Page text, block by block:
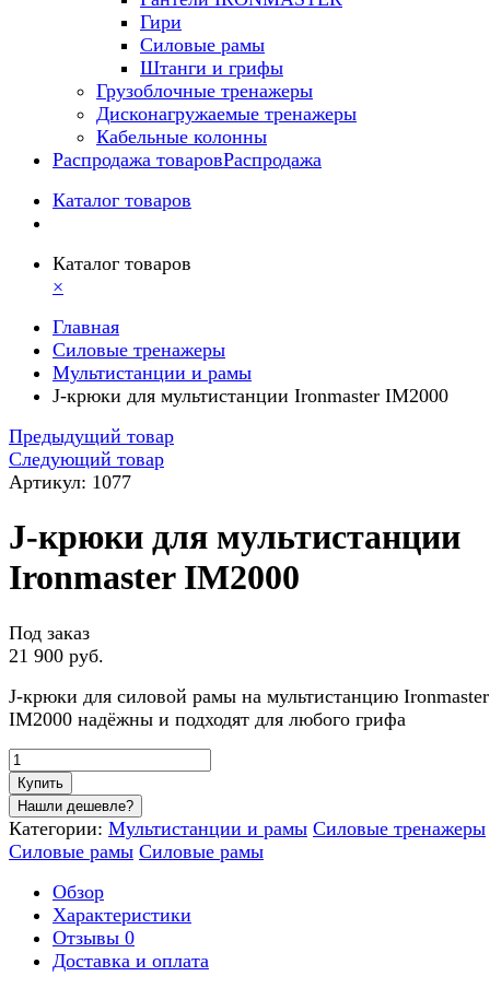
Гири
Силовые рамы
Штанги и грифы
Грузоблочные тренажеры
Дисконагружаемые тренажеры
Кабельные колонны
Распродажа товаровРаспродажа
Каталог товаров
Каталог товаров
×
Главная
Силовые тренажеры
Мультистанции и рамы
J-крюки для мультистанции Ironmaster IM2000
Предыдущий товар
Следующий товар
Артикул: 1077
J-крюки для мультистанции
Ironmaster IM2000
Под заказ
21 900 руб.
J-крюки для силовой рамы на мультистанцию Ironmaster
IM2000 надёжны и подходят для любого грифа
Купить
Категории: Мультистанции и рамы Силовые тренажеры
Силовые рамы Силовые рамы
Обзор
Характеристики
Отзывы 0
Доставка и оплата